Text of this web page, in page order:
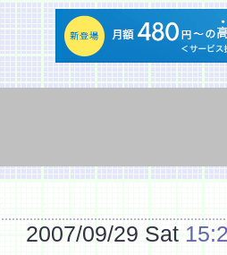
2007/09/29 Sat